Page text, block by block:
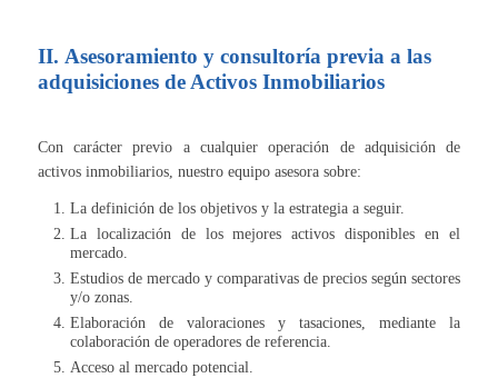
II. Asesoramiento y consultoría previa a las
adquisiciones de Activos Inmobiliarios
Con carácter previo a cualquier operación de adquisición de
activos inmobiliarios, nuestro equipo asesora sobre:
La definición de los objetivos y la estrategia a seguir.
La localización de los mejores activos disponibles en el
mercado.
Estudios de mercado y comparativas de precios según sectores
y/o zonas.
Elaboración de valoraciones y tasaciones, mediante la
colaboración de operadores de referencia.
Acceso al mercado potencial.